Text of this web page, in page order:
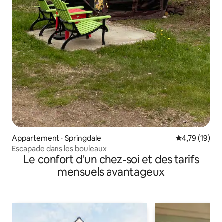
Appartement ⋅ Springdale Évaluation
4,79 (19)
Escapade dans les bouleaux
Le confort d'un chez-soi et des tarifs
mensuels avantageux